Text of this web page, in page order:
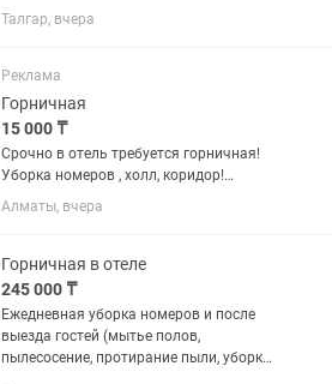
🔻О месте работы:🔻 BOMBAY (Бомбей)
— это лицензированное казино,
туристической зоне на...
Талгар, вчера
Реклама
Горничная
15 000 ₸
Срочно в отель требуется горничная!
Уборка номеров , холл, коридор!
Ответственная, чистоплотная , без
вредных привычек! График 1 сутки /
Рассматриваем только с опытом...
Алматы, вчера
Горничная в отеле
245 000 ₸
Ежедневная уборка номеров и после
выезда гостей (мытье полов,
пылесосение, протирание пыли, уборка